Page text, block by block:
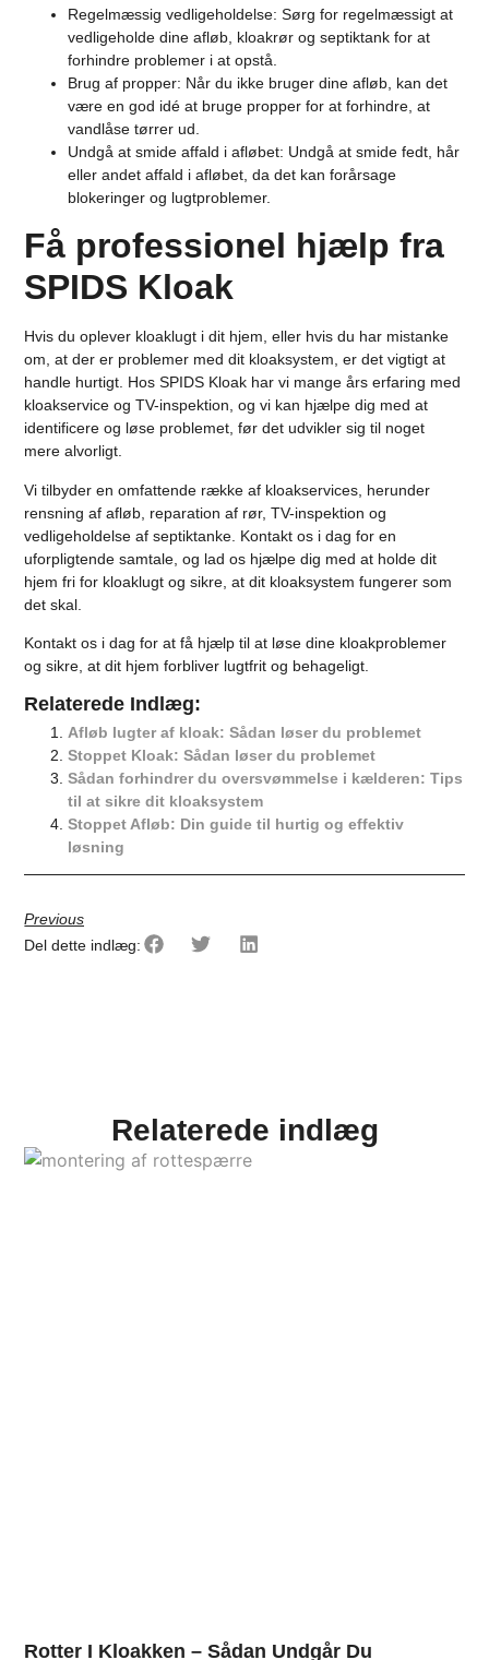
Regelmæssig vedligeholdelse: Sørg for regelmæssigt at
vedligeholde dine afløb, kloakrør og septiktank for at
forhindre problemer i at opstå.
Brug af propper: Når du ikke bruger dine afløb, kan det
være en god idé at bruge propper for at forhindre, at
vandlåse tørrer ud.
Undgå at smide affald i afløbet: Undgå at smide fedt, hår
eller andet affald i afløbet, da det kan forårsage
blokeringer og lugtproblemer.
Få professionel hjælp fra
SPIDS Kloak
Hvis du oplever kloaklugt i dit hjem, eller hvis du har mistanke
om, at der er problemer med dit kloaksystem, er det vigtigt at
handle hurtigt. Hos SPIDS Kloak har vi mange års erfaring med
kloakservice og TV-inspektion, og vi kan hjælpe dig med at
identificere og løse problemet, før det udvikler sig til noget
mere alvorligt.
Vi tilbyder en omfattende række af kloakservices, herunder
rensning af afløb, reparation af rør, TV-inspektion og
vedligeholdelse af septiktanke. Kontakt os i dag for en
uforpligtende samtale, og lad os hjælpe dig med at holde dit
hjem fri for kloaklugt og sikre, at dit kloaksystem fungerer som
det skal.
Kontakt os i dag for at få hjælp til at løse dine kloakproblemer
og sikre, at dit hjem forbliver lugtfrit og behageligt.
Relaterede Indlæg​:
Afløb lugter af kloak: Sådan løser du problemet
Stoppet Kloak: Sådan løser du problemet
Sådan forhindrer du oversvømmelse i kælderen: Tips
til at sikre dit kloaksystem
Stoppet Afløb: Din guide til hurtig og effektiv
løsning
Previous
Del dette indlæg:
Relaterede indlæg
Rotter I Kloakken – Sådan Undgår Du